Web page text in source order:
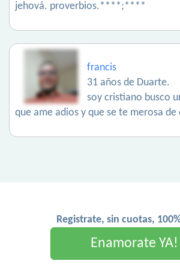
jehová. proverbios.****;****
francis
31 años de Duarte.
soy cristiano busco
que ame adios y que se te merosa de
Registrate, sin cuotas,
Enamorate YA!